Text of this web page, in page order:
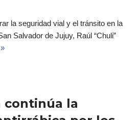
la seguridad vial y el tránsito en la
Salvador de Jujuy, Raúl “Chuli”
continúa la